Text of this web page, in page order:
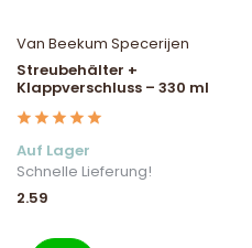
Van Beekum Specerijen
Streubehälter +
Klappverschluss – 330 ml
Auf Lager
Schnelle Lieferung!
2.59